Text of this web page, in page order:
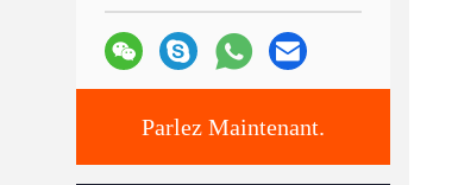
Parlez Maintenant.